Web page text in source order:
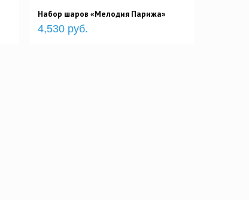
Набор шаров «Мелодия Парижа»
4,530 руб.